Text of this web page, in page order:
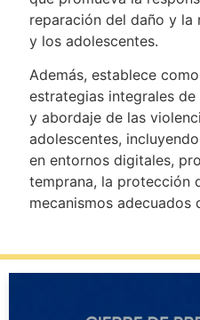
reparación del daño y la
y los adolescentes.
Además, establece
estrategias integrales
y abordaje de las
adolescentes,
en entornos digitales,
temprana, la protección
mecanismos adecuados